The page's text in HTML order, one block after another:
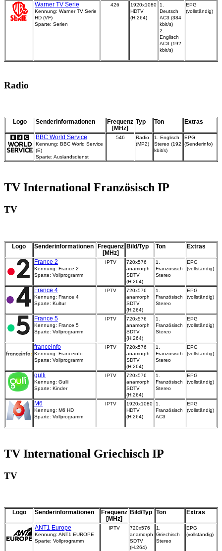
Warner TV Serie
Kennung: Warner TV Serie
HD (VF)
Sparte: Serien
426
1920x1080
HDTV
(H.264)
1.
Deutsch
AC3 (384
kbit/s)
2.
Englisch
AC3 (192
kbit/s)
EPG
(vollständig)
Radio
Logo Senderinformationen
Frequenz
[MHz]
Typ Ton Extras
BBC World Service
Kennung: BBC World Service
(E)
Sparte: Auslandsdienst
546
Radio
(MP2)
1. Englisch
Stereo (192
kbit/s)
EPG
(Senderinfo)
TV International Französisch IP
TV
Logo Senderinformationen Frequenz
[MHz]
Bild/Typ Ton Extras
France 2
Kennung: France 2
Sparte: Vollprogramm
IPTV
720x576
anamorph
SDTV
(H.264)
1.
Französisch
Stereo
EPG
(vollständig)
France 4
Kennung: France 4
Sparte: Kultur
IPTV
720x576
anamorph
SDTV
(H.264)
1.
Französisch
Stereo
EPG
(vollständig)
France 5
Kennung: France 5
Sparte: Vollprogramm
IPTV
720x576
anamorph
SDTV
(H.264)
1.
Französisch
Stereo
EPG
(vollständig)
franceinfo
Kennung: Franceinfo
Sparte: Vollprogramm
IPTV
720x576
anamorph
SDTV
(H.264)
1.
Französisch
Stereo
EPG
(vollständig)
gulli
Kennung: Gulli
Sparte: Kinder
IPTV
720x576
anamorph
SDTV
(H.264)
1.
Französisch
Stereo
EPG
(vollständig)
M6
Kennung: M6 HD
Sparte: Vollprogramm
IPTV
1920x1080
HDTV
(H.264)
1.
Französisch
AC3
EPG
(vollständig)
TV International Griechisch IP
TV
Logo Senderinformationen
Frequenz
[MHz]
Bild/Typ Ton Extras
ANT1 Europe
Kennung: ANT1 EUROPE
Sparte: Vollprogramm
IPTV
720x576
anamorph
SDTV
(H.264)
1.
Griechisch
Stereo
EPG
(vollständig)